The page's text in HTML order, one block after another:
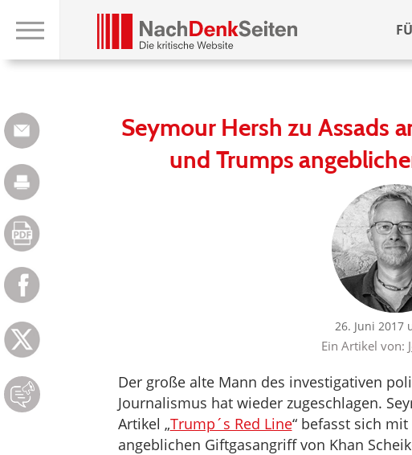
Seymour Hersh zu Assads
und Trumps
26. Juni 2017
Ein Artikel von:
Der große alte Mann des investigativen
Journalismus hat wieder zugeschlagen.
Artikel „Trump´s Red Line“ befasst sich
angeblichen Giftgasangriff von Khan